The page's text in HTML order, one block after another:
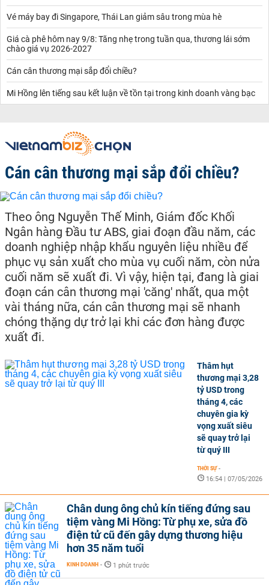
Vé máy bay đi Singapore, Thái Lan giảm sâu trong mùa hè
Giá cà phê hôm nay 9/8: Tăng nhẹ trong tuần qua, thương lái sớm
chào giá vụ 2026-2027
Cán cân thương mại sắp đổi chiều?
Mi Hồng lên tiếng sau kết luận về tồn tại trong kinh doanh vàng bạc
Cán cân thương mại sắp đổi chiều?
Theo ông Nguyễn Thế Minh, Giám đốc Khối
Ngân hàng Đầu tư ABS, giai đoạn đầu năm, các
doanh nghiệp nhập khẩu nguyên liệu nhiều để
phục vụ sản xuất cho mùa vụ cuối năm, còn nửa
cuối năm sẽ xuất đi. Vì vậy, hiện tại, đang là giai
đoạn cán cân thương mại 'căng' nhất, qua một
vài tháng nữa, cán cân thương mại sẽ nhanh
chóng thặng dự trở lại khi các đơn hàng được
xuất đi.
Thâm hụt
thương mại 3,28
tỷ USD trong
tháng 4, các
chuyên gia kỳ
vọng xuất siêu
sẽ quay trở lại
từ quý III
THỜI SỰ -
16:54 | 07/05/2026
Chân dung ông chủ kín tiếng đứng sau
tiệm vàng Mi Hồng: Từ phụ xe, sửa đồ
điện tử cũ đến gây dựng thương hiệu
hơn 35 năm tuổi
KINH DOANH - 1 phút trước